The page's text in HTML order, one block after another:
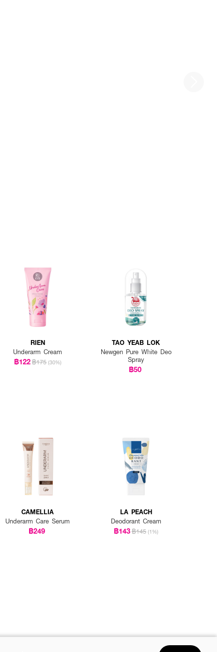
RIEN
Underarm Cream
฿122฿175 (30%)
TAO YEAB LOK
Newgen Pure White Deo
Spray
฿50
CAMELLIA
Underarm Care Serum
฿249
LA PEACH
Deodorant Cream
฿143฿145 (1%)